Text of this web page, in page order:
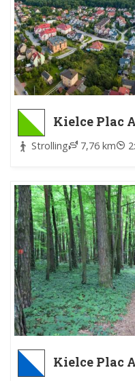
Kielce Plac
Strolling 7,76 km
Kielce Plac